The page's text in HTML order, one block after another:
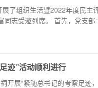
了组织生活暨2022年度民主
志受邀列席。 首先，党支
迹”活动顺利进行
开展“紧随总书记的考察足迹